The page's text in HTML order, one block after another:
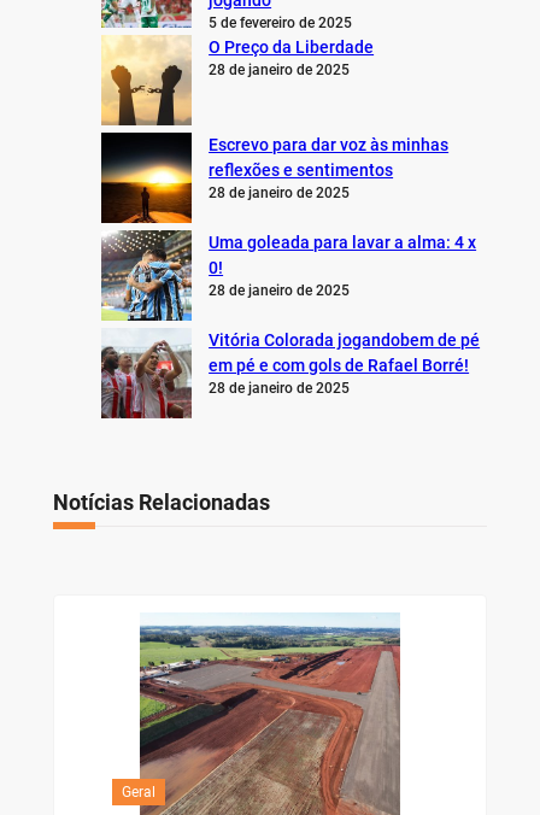
5 de fevereiro de 2025
O Preço da Liberdade
28 de janeiro de 2025
Escrevo para dar voz às minhas
reflexões e sentimentos
28 de janeiro de 2025
Uma goleada para lavar a alma: 4 x
0!
28 de janeiro de 2025
Vitória Colorada jogandobem de pé
em pé e com gols de Rafael Borré!
28 de janeiro de 2025
Notícias Relacionadas
Geral